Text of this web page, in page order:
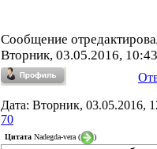
Сообщение
Вторник, 03.05.2016, 10:43
Дата: Вторник, 03.05.2016,
70
Цитата Nadegda-vera ( )